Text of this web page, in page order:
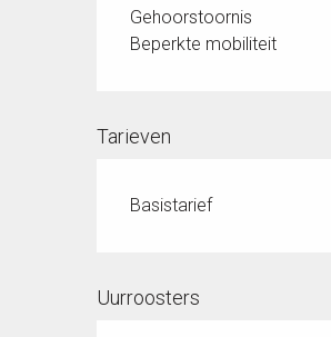
Gehoorstoornis
Beperkte mobiliteit
Tarieven
Basistarief
Uurroosters